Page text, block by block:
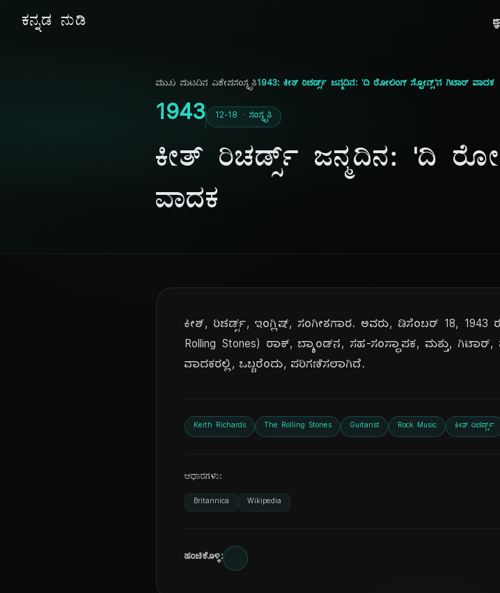
ಕನ್ನಡ ನುಡಿ
ಮುಖ ಪುಟದಿನ ವಿಶೇಷಸಂಸ್ಕೃತಿ1943: ಕೀತ್ ರಿಚರ್ಡ್ಸ್ ಜನ್ಮದಿನ: 'ದಿ ರೋಲಿಂಗ್ ಸ್ಟೋನ್ಸ್'ನ ಗಿಟಾರ್ ವಾದಕ
1943 12-18 · ಸಂಸ್ಕೃತಿ
ಕೀತ್ ರಿಚರ್ಡ್ಸ್ ಜನ್ಮದಿನ: 'ದಿ
ವಾದಕ
ಕೀತ್, ರಿಚರ್ಡ್ಸ್, ಇಂಗ್ಲಿಷ್, ಸಂಗೀತಗಾರ. ಅವರು, ಡಿಸೆಂಬರ್ 18,
Rolling Stones) ರಾಕ್, ಬ್ಯಾಂಡ್‌ನ, ಸಹ-ಸಂಸ್ಥಾಪಕ, ಮತ್ತು,
ವಾದಕರಲ್ಲಿ, ಒಬ್ಬರೆಂದು, ಪರಿಗಣಿಸಲಾಗಿದೆ.
Keith Richards The Rolling Stones Guitarist Rock Music ಕೀತ್ ರಿಚರ್ಡ್ಸ್
ಆಧಾರಗಳು:
Britannica Wikipedia
ಹಂಚಿಕೊಳ್ಳಿ: